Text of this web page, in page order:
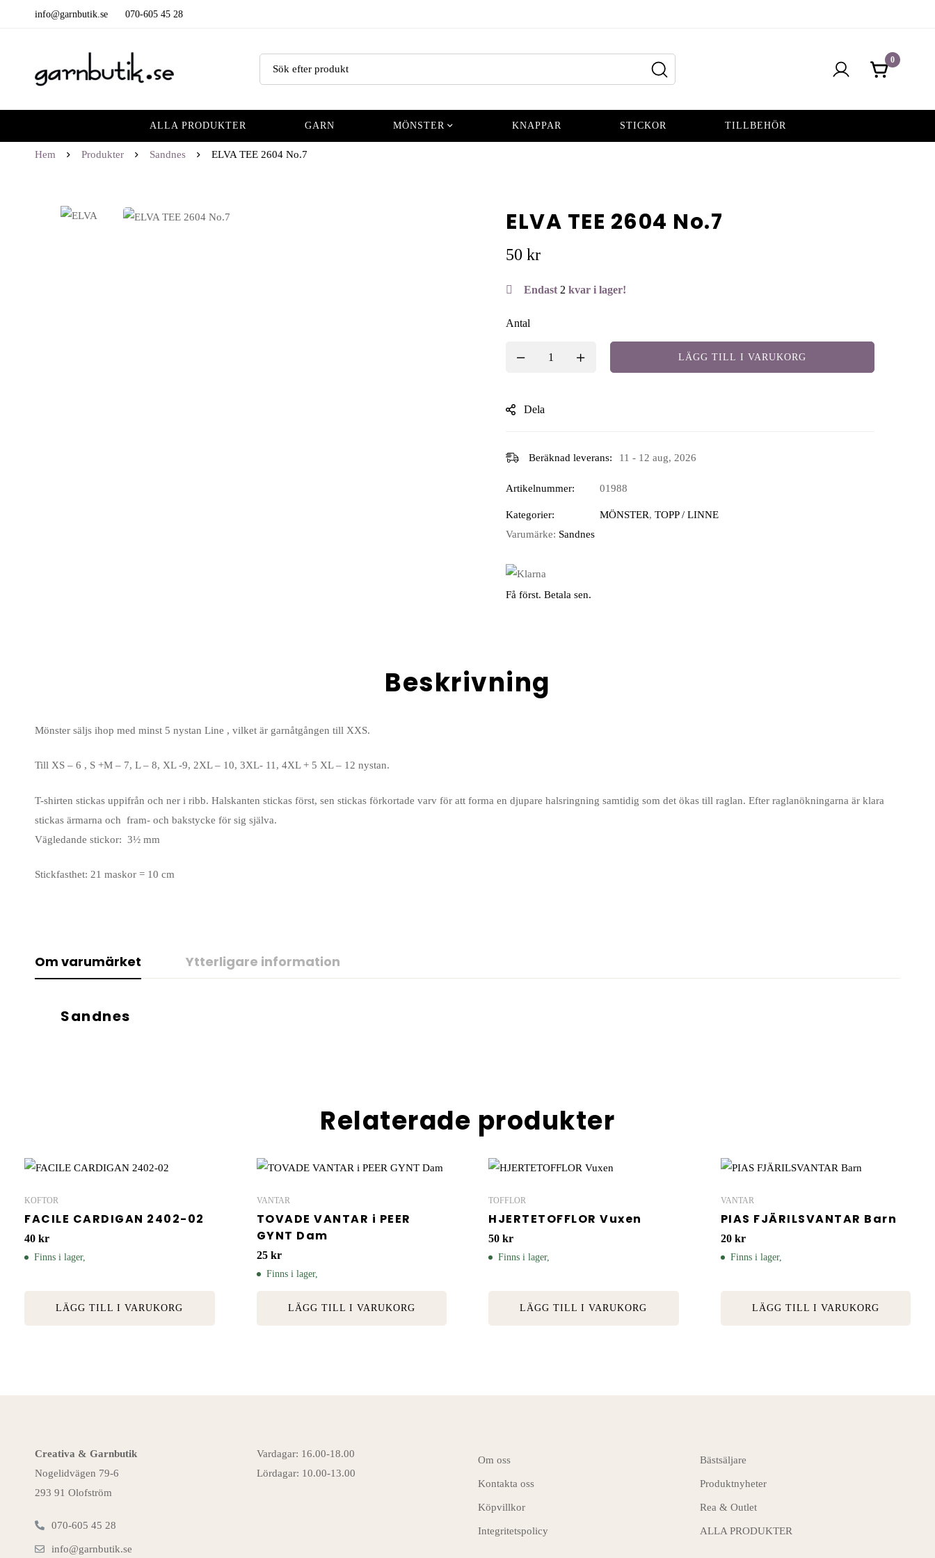
info@garnbutik.se 070-605 45 28
0
ALLA PRODUKTER GARN MÖNSTER KNAPPAR STICKOR TILLBEHÖR
Hem Produkter Sandnes ELVA TEE 2604 No.7
ELVA TEE 2604 No.7
50 kr
Endast 2 kvar i lager!
Antal
LÄGG TILL I VARUKORG
Dela
Beräknad leverans: 11 - 12 aug, 2026
Artikelnummer: 01988
Kategorier: MÖNSTER, TOPP / LINNE
Varumärke: Sandnes
Få först. Betala sen.
Beskrivning
Mönster säljs ihop med minst 5 nystan Line , vilket är garnåtgången till XXS.
Till XS – 6 , S +M – 7, L – 8, XL -9, 2XL – 10, 3XL- 11, 4XL + 5 XL – 12 nystan.
T-shirten stickas uppifrån och ner i ribb. Halskanten stickas först, sen stickas förkortade varv för att forma en djupare halsringning samtidig som det ökas till raglan. Efter raglanökningarna är klara
stickas ärmarna och fram- och bakstycke för sig själva.
Vägledande stickor: 3½ mm
Stickfasthet: 21 maskor = 10 cm
Om varumärket Ytterligare information
Sandnes
Relaterade produkter
KOFTOR
FACILE CARDIGAN 2402-02
40 kr
Finns i lager,
LÄGG TILL I VARUKORG
VANTAR
TOVADE VANTAR i PEER
GYNT Dam
25 kr
Finns i lager,
LÄGG TILL I VARUKORG
TOFFLOR
HJERTETOFFLOR Vuxen
50 kr
Finns i lager,
LÄGG TILL I VARUKORG
VANTAR
PIAS FJÄRILSVANTAR Barn
20 kr
Finns i lager,
LÄGG TILL I VARUKORG
Creativa & Garnbutik
Nogelidvägen 79-6
293 91 Olofström
070-605 45 28
info@garnbutik.se
Vardagar: 16.00-18.00
Lördagar: 10.00-13.00
Om oss
Kontakta oss
Köpvillkor
Integritetspolicy
Bästsäljare
Produktnyheter
Rea & Outlet
ALLA PRODUKTER